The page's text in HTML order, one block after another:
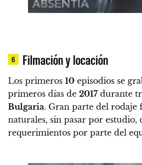
6 Filmación y locación
Los primeros 10 episodios se
primeros días de 2017durante
Bulgaria. Gran parte del rodaje
naturales, sin pasar por estudio,
requerimientos por parte del